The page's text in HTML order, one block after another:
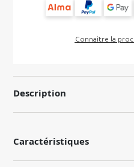
Connaître la
Description
Caractéristiques